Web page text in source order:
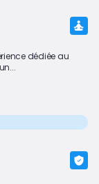
dédiée au